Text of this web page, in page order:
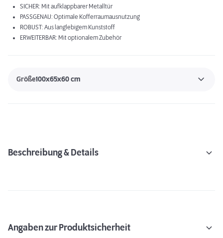
SICHER: Mit aufklappbarer Metalltür
PASSGENAU: Optimale Kofferraumausnutzung
ROBUST: Aus langlebigem Kunststoff
ERWEITERBAR: Mit optionalem Zubehör
Größe100x65x60 cm
Beschreibung & Details
Angaben zur Produktsicherheit
Erstausstattung für Hunde